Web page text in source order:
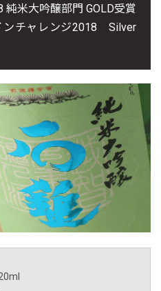
純米大吟醸部門 GOLD受賞
ンチャレンジ2018 Silver